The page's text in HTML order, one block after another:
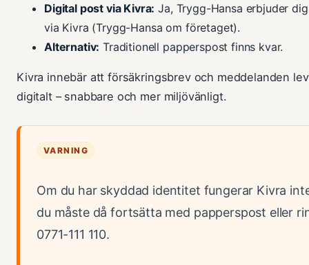
Digital post via Kivra: Ja, Trygg-Hansa erbjuder
via Kivra (Trygg-Hansa om företaget).
Alternativ: Traditionell papperspost finns kvar.
Kivra innebär att försäkringsbrev och meddelanden
digitalt – snabbare och mer miljövänligt.
VARNING
Om du har skyddad identitet fungerar Kivra
du måste då fortsätta med papperspost eller
0771-111 110.